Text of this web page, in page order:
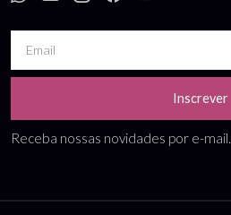
Inscrever
Receba nossas novidades por e-mail.